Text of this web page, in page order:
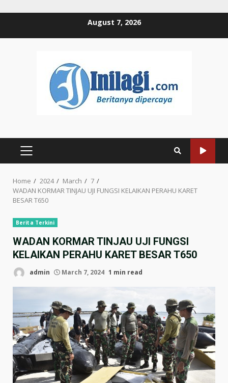
August 7, 2026
PRIMARY
Home 2024 March
7
WADAN KORMAR TINJAU UJI FUNGSI KELAIKAN PERAHU KARET
BESAR T650
Berita Terkini
WADAN KORMAR TINJAU UJI FUNGSI
KELAIKAN PERAHU KARET BESAR T650
admin March 7, 2024 1 min read